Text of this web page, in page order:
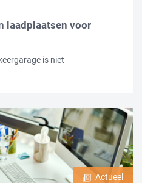
laadplaatsen voor
is niet
Actueel